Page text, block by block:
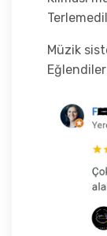
Müzik